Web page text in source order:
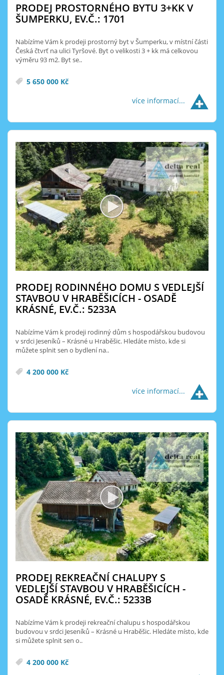
PRODEJ PROSTORNÉHO BYTU 3+KK V
ŠUMPERKU, EV.Č.: 1701
Nabízíme Vám k prodeji prostorný byt v Šumperku, v místní části
Česká čtvrť na ulici Tyršové. Byt o velikosti 3 + kk má celkovou
výměru 93 m2. Byt se..
5 650 000 Kč
více informací...
PRODEJ RODINNÉHO DOMU S VEDLEJŠÍ
STAVBOU V HRABĚŠICÍCH - OSADĚ
KRÁSNÉ, EV.Č.: 5233A
Nabízíme Vám k prodeji rodinný dům s hospodářskou budovou
v srdci Jeseníků – Krásné u Hraběšic. Hledáte místo, kde si
můžete splnit sen o bydlení na..
4 200 000 Kč
více informací...
PRODEJ REKREAČNÍ CHALUPY S
VEDLEJŠÍ STAVBOU V HRABĚŠICÍCH -
OSADĚ KRÁSNÉ, EV.Č.: 5233B
Nabízíme Vám k prodeji rekreační chalupu s hospodářskou
budovou v srdci Jeseníků – Krásné u Hraběšic. Hledáte místo, kde
si můžete splnit sen o..
4 200 000 Kč